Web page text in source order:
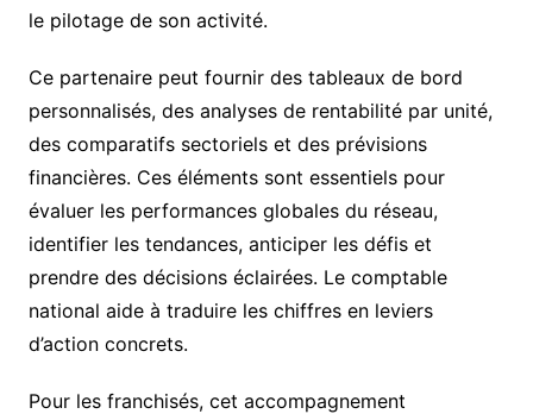
le pilotage de son activité.
Ce partenaire peut fournir des tableaux de bord
personnalisés, des analyses de rentabilité par unité,
des comparatifs sectoriels et des prévisions
financières. Ces éléments sont essentiels pour
évaluer les performances globales du réseau,
identifier les tendances, anticiper les défis et
prendre des décisions éclairées. Le comptable
national aide à traduire les chiffres en leviers
d’action concrets.
Pour les franchisés, cet accompagnement